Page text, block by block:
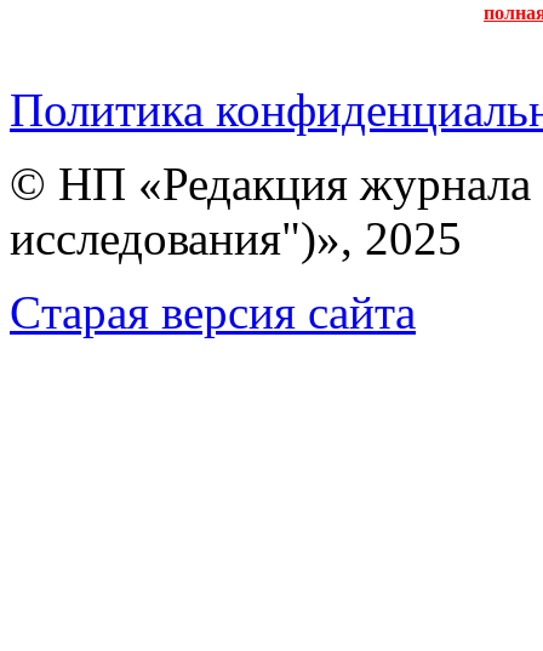
Политика
© НП «Редакция
исследования")», 2025
Cтарая версия сайта